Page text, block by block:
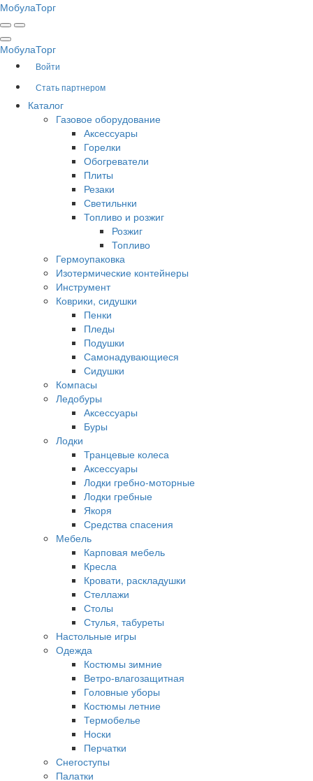
МобулаТорг
МобулаТорг
Войти
Стать партнером
Каталог
Газовое оборудование
Аксессуары
Горелки
Обогреватели
Плиты
Резаки
Светильнки
Топливо и розжиг
Розжиг
Топливо
Гермоупаковка
Изотермические контейнеры
Инструмент
Коврики, сидушки
Пенки
Пледы
Подушки
Самонадувающиеся
Сидушки
Компасы
Ледобуры
Аксессуары
Буры
Лодки
Транцевые колеса
Аксессуары
Лодки гребно-моторные
Лодки гребные
Якоря
Средства спасения
Мебель
Карповая мебель
Кресла
Кровати, раскладушки
Стеллажи
Столы
Стулья, табуреты
Настольные игры
Одежда
Костюмы зимние
Ветро-влагозащитная
Головные уборы
Костюмы летние
Термобелье
Носки
Перчатки
Снегоступы
Палатки